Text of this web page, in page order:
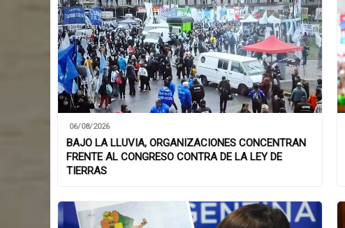
06/08/2026
BAJO LA LLUVIA, ORGANIZACIONES CONCENTRAN
FRENTE AL CONGRESO CONTRA DE LA LEY DE
TIERRAS